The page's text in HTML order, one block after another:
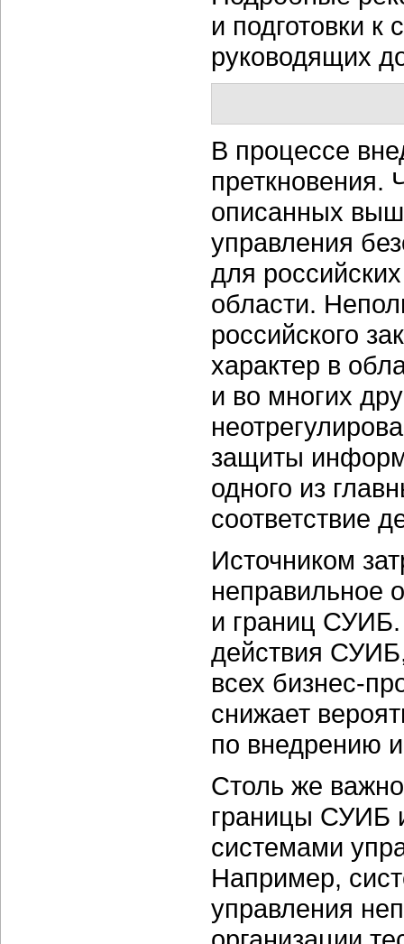
и подготовки к
руководящих
В процессе
преткновения.
описанных
управления
для
области.
российского
характер в
и во многих
защиты
одного из
соответствие
Источником
неправильное
и границ
действия
всех бизнес-
снижает
по внедрению
Столь же
границы СУИБ
системами
Например,
управления